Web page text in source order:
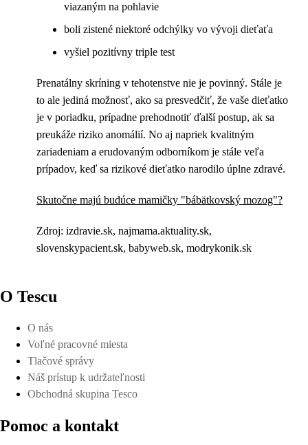
viazaným na pohlavie
boli zistené niektoré odchýlky vo vývoji dieťaťa
vyšiel pozitívny triple test
Prenatálny skríning v tehotenstve nie je povinný. Stále je
to ale jediná možnosť, ako sa presvedčiť, že vaše dieťatko
je v poriadku, prípadne prehodnotiť ďalší postup, ak sa
preukáže riziko anomálií. No aj napriek kvalitným
zariadeniam a erudovaným odborníkom je stále veľa
prípadov, keď sa rizikové dieťatko narodilo úplne zdravé.
Skutočne majú budúce mamičky "bábätkovský mozog"?
Zdroj: izdravie.sk, najmama.aktuality.sk,
slovenskypacient.sk, babyweb.sk, modrykonik.sk
O Tescu
O nás
Voľné pracovné miesta
Tlačové správy
Náš prístup k udržateľnosti
Obchodná skupina Tesco
Pomoc a kontakt